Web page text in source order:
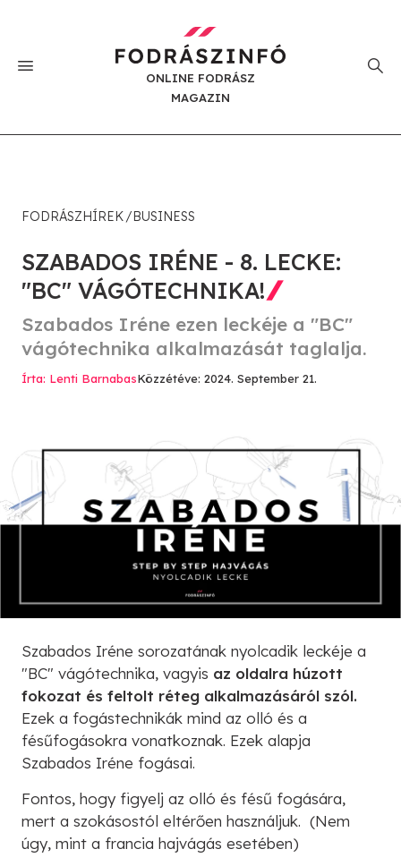
ONLINE FODRÁSZ
MAGAZIN
FODRÁSZHÍREK BUSINESS
SZABADOS IRÉNE - 8. LECKE:
"BC" VÁGÓTECHNIKA!
Szabados Iréne ezen leckéje a "BC"
vágótechnika alkalmazását taglalja.
Írta: Lenti BarnabasKözzétéve: 2024. September 21.
Szabados Iréne sorozatának nyolcadik leckéje a
"BC" vágótechnika, vagyis az oldalra húzott
fokozat és feltolt réteg alkalmazásáról szól.
Ezek a fogástechnikák mind az olló és a
fésűfogásokra vonatkoznak. Ezek alapja
Szabados Iréne fogásai.
Fontos, hogy figyelj az olló és fésű fogására,
mert a szokásostól eltérően használjuk. (Nem
úgy, mint a francia hajvágás esetében)